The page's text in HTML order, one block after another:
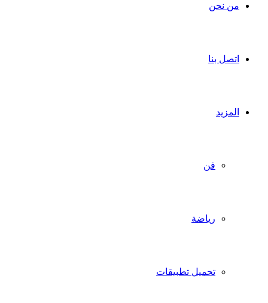
من نحن
اتصل بنا
المزيد
فن
رياضة
تحميل تطبيقات